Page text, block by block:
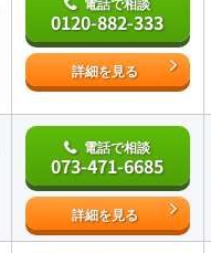
電話で相談
0120-882-333
詳細を見る
電話で相談
073-471-6685
詳細を見る